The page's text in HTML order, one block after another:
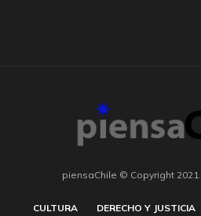
piensaChile © Copyright
CULTURA DERECHO Y JUSTICIA